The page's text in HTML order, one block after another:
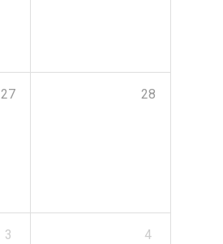
27 28
3 4